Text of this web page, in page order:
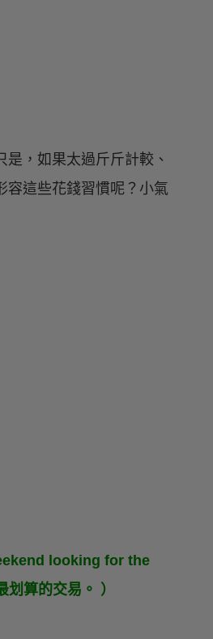
，如果太過斤斤計較、
容這些花錢習慣呢？小氣
looking for the
算的交易。 ）